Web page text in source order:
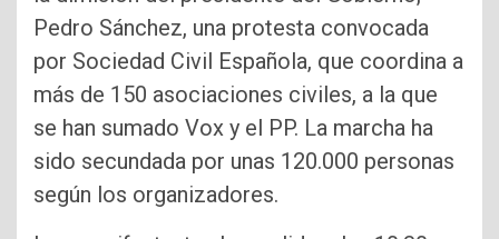
Pedro Sánchez, una protesta convocada
por Sociedad Civil Española, que coordina a
más de 150 asociaciones civiles, a la que
se han sumado Vox y el PP. La marcha ha
sido secundada por unas 120.000 personas
según los organizadores.